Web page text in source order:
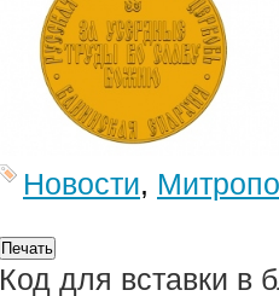
Новости,
Код для вставки в